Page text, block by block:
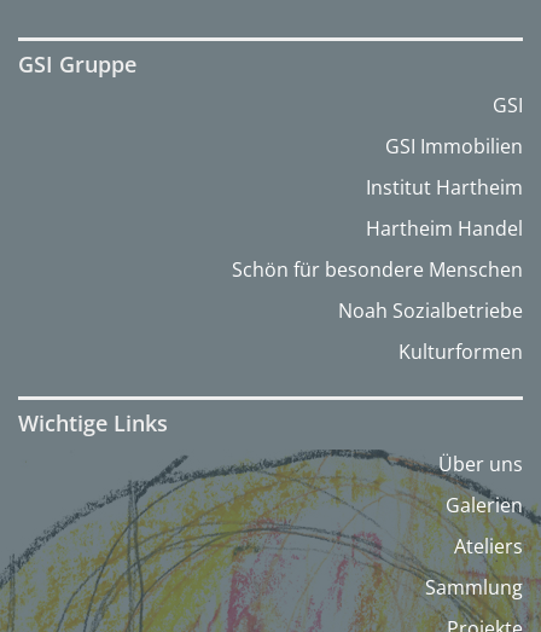
GSI Gruppe
GSI
GSI Immobilien
Institut Hartheim
Hartheim Handel
Schön für besondere Menschen
Noah Sozialbetriebe
Kulturformen
Wichtige Links
Über uns
Galerien
Ateliers
Sammlung